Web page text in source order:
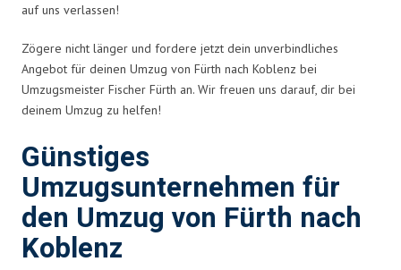
auf uns verlassen!
Zögere nicht länger und fordere jetzt dein unverbindliches
Angebot für deinen Umzug von Fürth nach Koblenz bei
Umzugsmeister Fischer Fürth an. Wir freuen uns darauf, dir bei
deinem Umzug zu helfen!
Günstiges
Umzugsunternehmen für
den Umzug von Fürth nach
Koblenz